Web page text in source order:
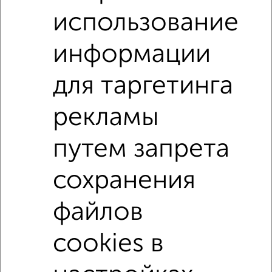
2-к квартиры
Поиск по схожим параметрам:
Донецкий район на улице Большая Московская
С холодильником С мебелью
С телевизором Можно с ребенком
Можно с животными с хорошим ремонтом
с центральным отоплением Цена до 15 000 в мес.
площадью до 50 м²
использование
информации
для таргетинга
рекламы
путем запрета
сохранения
файлов
cookies в